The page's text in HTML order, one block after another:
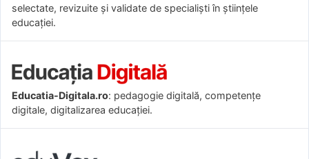
selectate, revizuite și validate de specialiști în științele
educației.
Educatia-Digitala.ro: pedagogie digitală, competențe
digitale, digitalizarea educației.